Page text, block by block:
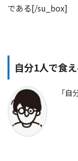
である[/su_box]
自分1人で食
「